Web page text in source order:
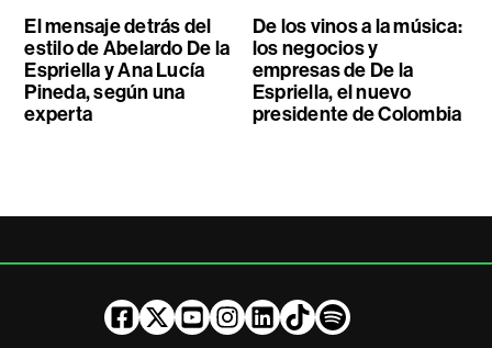
El mensaje detrás del
estilo de Abelardo De la
Espriella y Ana Lucía
Pineda, según una
experta
De los vinos a la música:
los negocios y
empresas de De la
Espriella, el nuevo
presidente de Colombia